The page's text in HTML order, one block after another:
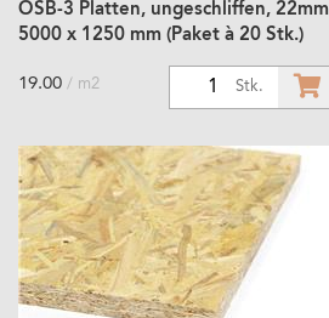
OSB-3 Platten, ungeschliffen, 22mm
5000 x 1250 mm (Paket à 20 Stk.)
Stk.
19.00 / m2